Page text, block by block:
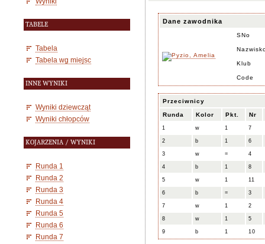
TABELE
Tabela
Tabela wg miejsc
INNE WYNIKI
Wyniki dziewcząt
Wyniki chłopców
KOJARZENIA / WYNIKI
Runda 1
Runda 2
Runda 3
Runda 4
Runda 5
Runda 6
Runda 7
Dane zawodnika
SNo
Klub
Code
Przeciwnicy
Runda Kolor Pkt. Nr
1 w 1 7
2 b 1 6
3 w = 4
4 b 1 8
5 w 1 11
6 b = 3
7 w 1 2
8 w 1 5
9 b 1 10